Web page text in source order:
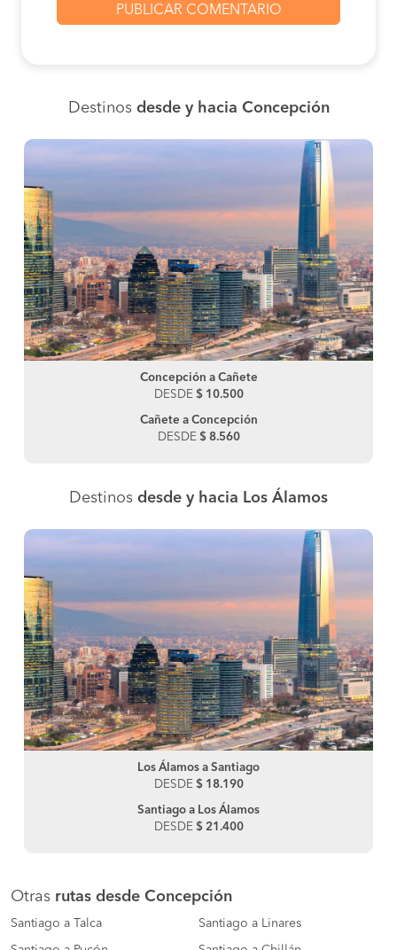
Destinos desde y hacia Concepción
Concepción a Cañete
DESDE $ 10.500
Cañete a Concepción
DESDE $ 8.560
Destinos desde y hacia Los Álamos
Los Álamos a Santiago
DESDE $ 18.190
Santiago a Los Álamos
DESDE $ 21.400
Otras rutas desde Concepción
Santiago a Talca Santiago a Linares